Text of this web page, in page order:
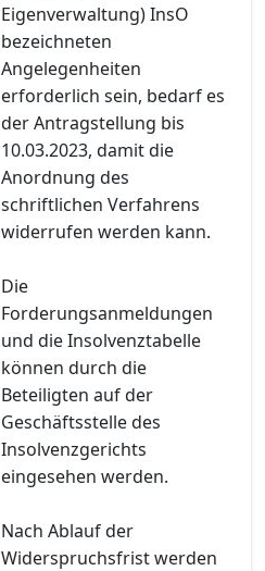
Eigenverwaltung) InsO
bezeichneten
Angelegenheiten
erforderlich sein, bedarf es
der Antragstellung bis
10.03.2023, damit die
Anordnung des
schriftlichen Verfahrens
widerrufen werden kann.
Die
Forderungsanmeldungen
und die Insolvenztabelle
können durch die
Beteiligten auf der
Geschäftsstelle des
Insolvenzgerichts
eingesehen werden.
Nach Ablauf der
Widerspruchsfrist werden